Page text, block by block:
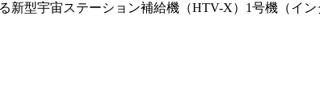
新型宇宙ステーション補給機（HTV-X）1号機（イン